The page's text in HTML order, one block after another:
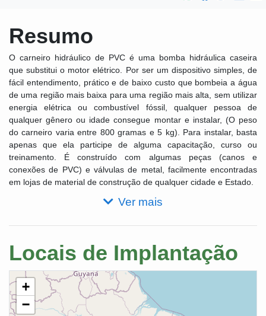
Resumo
O carneiro hidráulico de PVC é uma bomba hidráulica caseira
que substitui o motor elétrico. Por ser um dispositivo simples, de
fácil entendimento, prático e de baixo custo que bombeia a água
de uma região mais baixa para uma região mais alta, sem utilizar
energia elétrica ou combustível fóssil, qualquer pessoa de
qualquer gênero ou idade consegue montar e instalar, (O peso
do carneiro varia entre 800 gramas e 5 kg). Para instalar, basta
apenas que ela participe de alguma capacitação, curso ou
treinamento. É construído com algumas peças (canos e
conexões de PVC) e válvulas de metal, facilmente encontradas
em lojas de material de construção de qualquer cidade e Estado.
Ver mais
Locais de Implantação
+
−